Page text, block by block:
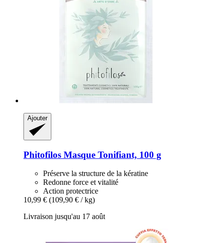
Ajouter
Phitofilos Masque Tonifiant, 100 g
Préserve la structure de la kératine
Redonne force et vitalité
Action protectrice
10,99 € (109,90 € / kg)
Livraison jusqu'au 17 août